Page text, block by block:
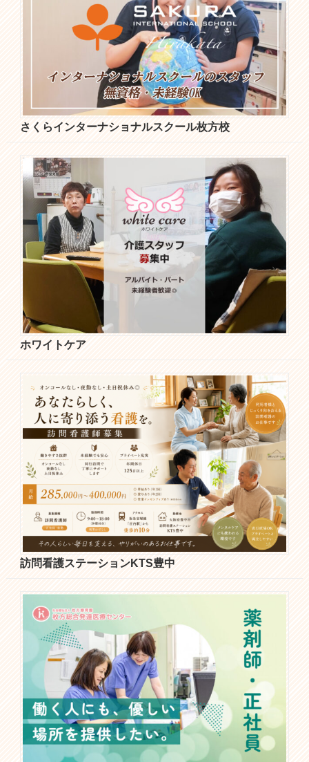
さくらインターナショナルスクール枚方校
ホワイトケア
訪問看護ステーションKTS豊中